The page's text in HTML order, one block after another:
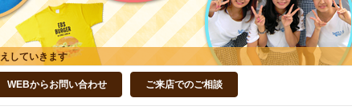
していきます
WEBからお問い合わせ ご来店でのご相談